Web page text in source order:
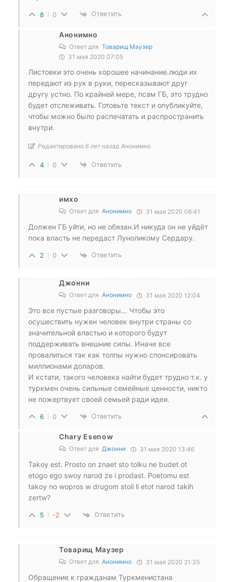
8 0 Ответить
Анонимно
Ответ для Товарищ Маузер
31 мая 2020 07:05
Листовки это очень хорошее начинание.люди их
передают из рук в руки, пересказывают друг
другу устно. По крайней мере, псам ГБ, это трудно
будет отслеживать. Готовьте текст и опубликуйте,
чтобы можно было распечатать и распространить
внутри.
Редактировано 6 лет назад Анонимно
4 0 Ответить
имхо
Ответ для Анонимно 31 мая 2020 06:41
Должен ГБ уйти, но не обязан.И никуда он не уйдёт
пока власть не передаст Луноликому Сердару.
2 0 Ответить
Джонни
Ответ для Анонимно 31 мая 2020 12:04
Это все пустые разговоры… Чтобы это
осушествить нужен человек внутри страны со
значительной властью и которого будут
поддерживать внешние силы. Иначе все
провалиться так как толпы нужно спонсировать
миллионами доларов.
И кстати, такого человека найти будет трудно т.к. у
туркмен очень сильные семейные ценности, никто
не пожертвует своей семьей ради идеи.
6 0 Ответить
Chary Esenow
Ответ для Джонни 31 мая 2020 13:46
Takoy est. Prosto on znaet sto tolku ne budet ot
etogo ego swoy narod ze i prodast. Poetomu est
takoy no wopros w drugom stoil li etot narod takih
zertw?
5 -2 Ответить
Товарищ Маузер
Ответ для Анонимно 31 мая 2020 21:35
Обращение к гражданам Туркменистана